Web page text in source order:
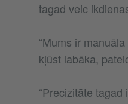
tagad veic
“Mums ir
kļūst labāka,
“Precizitāte